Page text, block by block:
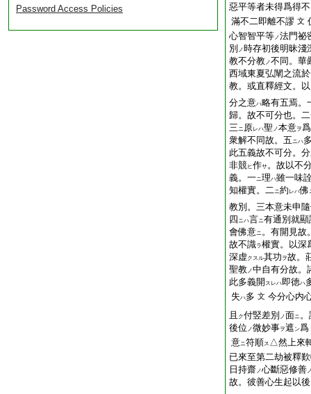
Password Access Policies
惡平等者未得爲得
滿不二即離不謬 文
心智智平等ノ法門祕
別 ノ時存初後明昧淺
教不分教ノ不同。華
西域東夏弘闡之流
教。或直釋經文。
分之意ハ略有五焉。
歸。故不可分也。
三ニ原レハ聖 ノ本意ヲ
衆解不同故。五ニハ
此五義故不可分。
非競ヒ作サ。故以不
義。一ニ理ハ雖一味
知權實。二ニ約 レハ佛
教別。三本意未申
四ニハ言ニ有通別就
會佛意ニ。有開見故
故不識ラ權實。以深
深虚クスル其功 ヲ故。
聖教ノ中自有分故。
此多義開 スレハ即徳ハ
失ハ多 文 今分心内
且 ク付竪差別 ノ面ニ
後位 ノ微妙事ヲ遮 ン爲
意ニ符順ス △然上來
已來至第二劫被釋
日持齋ノ心斷惡修善
故。彼善心生起以